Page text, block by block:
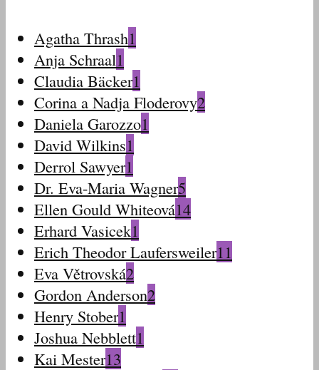
Agatha Thrash1
Anja Schraal1
Claudia Bäcker1
Corina a Nadja Floderovy2
Daniela Garozzo1
David Wilkins1
Derrol Sawyer1
Dr. Eva-Maria Wagner5
Ellen Gould Whiteová14
Erhard Vasicek1
Erich Theodor Laufersweiler11
Eva Větrovská2
Gordon Anderson2
Henry Stober1
Joshua Nebblett1
Kai Mester13